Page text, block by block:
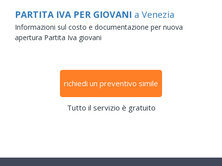
PARTITA IVA PER GIOVANI a Venezia
Informazioni sul costo e documentazione per nuova
apertura Partita Iva giovani
richiedi un preventivo simile
Tutto il servizio è gratuito